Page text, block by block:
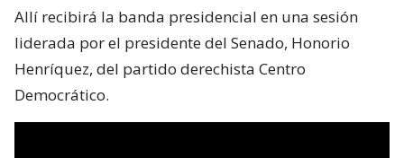
Allí recibirá la banda presidencial en una sesión
liderada por el presidente del Senado, Honorio
Henríquez, del partido derechista Centro
Democrático.